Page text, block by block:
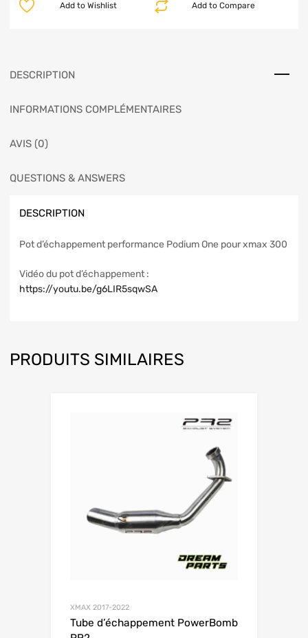
Add to Compare
Add to Wishlist
DESCRIPTION
INFORMATIONS COMPLÉMENTAIRES
AVIS (0)
QUESTIONS & ANSWERS
DESCRIPTION
Pot d’échappement performance Podium One pour xmax 300
Vidéo du pot d’échappement :
https://youtu.be/g6LIR5sqwSA
PRODUITS SIMILAIRES
XMAX 2017-2022
Tube d’échappement PowerBomb